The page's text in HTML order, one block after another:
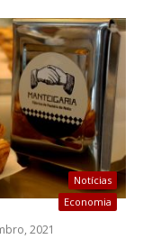
Notícias
Economia
2021